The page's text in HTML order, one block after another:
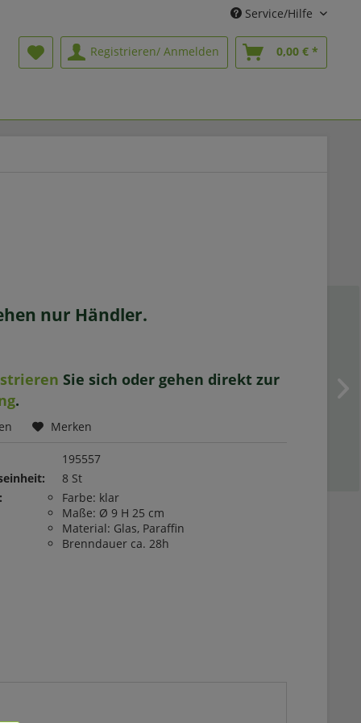
Service/Hilfe
Registrieren/ Anmelden 0,00 € *
nur Händler.
Sie sich oder gehen direkt zur
.
Merken
195557
8 St
Farbe: klar
Maße: Ø 9 H 25 cm
Material: Glas, Paraffin
Brenndauer ca. 28h